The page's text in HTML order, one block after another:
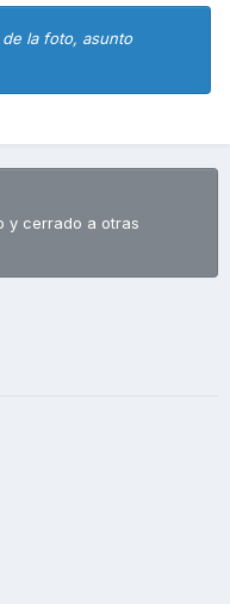
la foto, asunto
y cerrado a otras